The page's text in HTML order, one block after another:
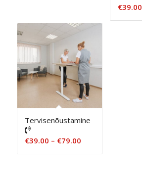
€39.00
Tervisenõustamine
€39.00 – €79.00Hinnavahemik:
€39.00